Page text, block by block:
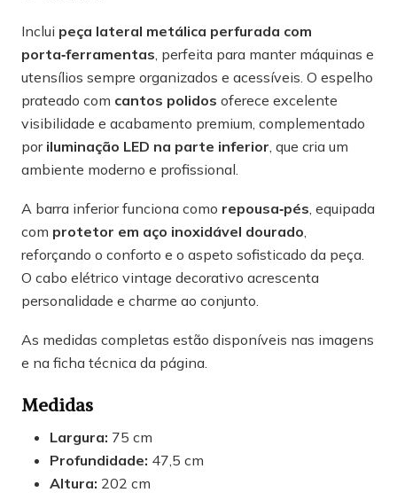
Inclui peça lateral metálica perfurada com
porta‑ferramentas, perfeita para manter máquinas e
utensílios sempre organizados e acessíveis. O espelho
prateado com cantos polidos oferece excelente
visibilidade e acabamento premium, complementado
por iluminação LED na parte inferior, que cria um
ambiente moderno e profissional.
A barra inferior funciona como repousa‑pés, equipada
com protetor em aço inoxidável dourado,
reforçando o conforto e o aspeto sofisticado da peça.
O cabo elétrico vintage decorativo acrescenta
personalidade e charme ao conjunto.
As medidas completas estão disponíveis nas imagens
e na ficha técnica da página.
Medidas
Largura: 75 cm
Profundidade: 47,5 cm
Altura: 202 cm